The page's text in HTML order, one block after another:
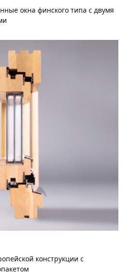
окна финского типа с двумя
конструкции с